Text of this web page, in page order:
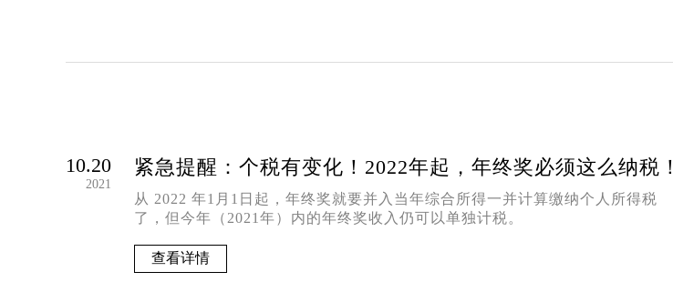
10.20
2021
紧急提醒：个税有变化！2022年起，年终奖必须这么纳税！
从 2022 年1月1日起，年终奖就要并入当年综合所得一并计算缴纳个人所得税
了，但今年（2021年）内的年终奖收入仍可以单独计税。
查看详情